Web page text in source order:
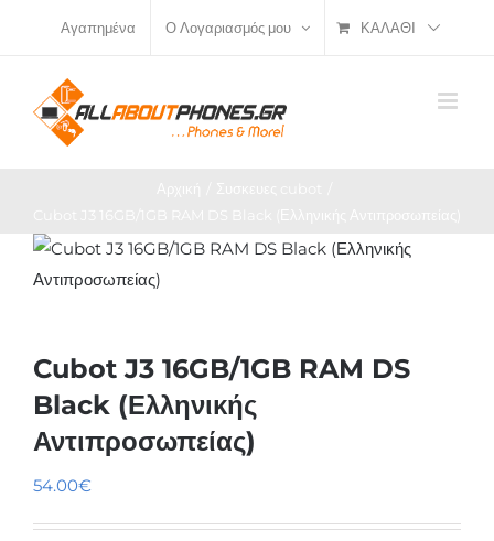
περιεχόμενο
Αγαπημένα Ο Λογαριασμός μου ΚΑΛΆΘΙ
Cubot J3 16GB/1GB RAM DS
Black (Ελληνικής
Αντιπροσωπείας)
54.00€